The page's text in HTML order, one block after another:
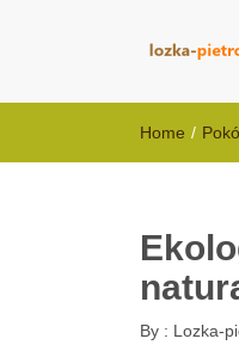
Home /
By : Lozka-